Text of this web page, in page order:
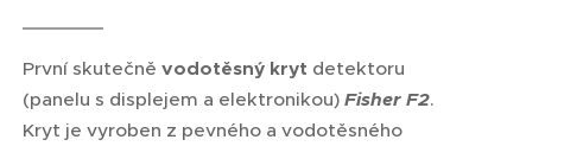
První skutečně vodotěsný kryt detektoru
(panelu s displejem a elektronikou) Fisher F2.
Kryt je vyroben z pevného a vodotěsného